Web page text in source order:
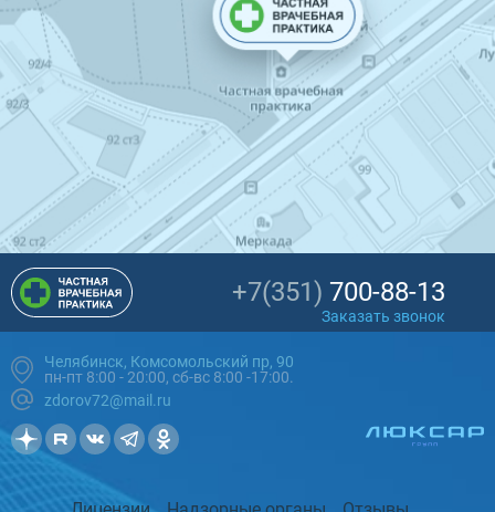
+7(351) 700-88-13
Заказать звонок
Челябинск, Комсомольский пр, 90
пн-пт 8:00 - 20:00, сб-вс 8:00 -17:00.
zdorov72@mail.ru